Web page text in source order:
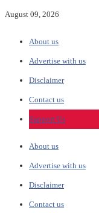
August 09, 2026
About us
Advertise with us
Disclaimer
Contact us
Support Us
About us
Advertise with us
Disclaimer
Contact us